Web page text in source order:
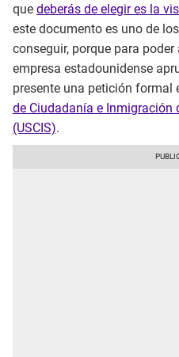
que deberás de elegir es la
este documento es uno de
conseguir, porque para
empresa estadounidense
presente una petición formal
de Ciudadanía e Inmigración
(USCIS).